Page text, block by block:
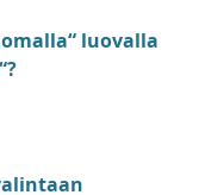
luovalla